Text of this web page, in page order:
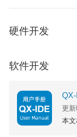
硬件开发
软件开发
更